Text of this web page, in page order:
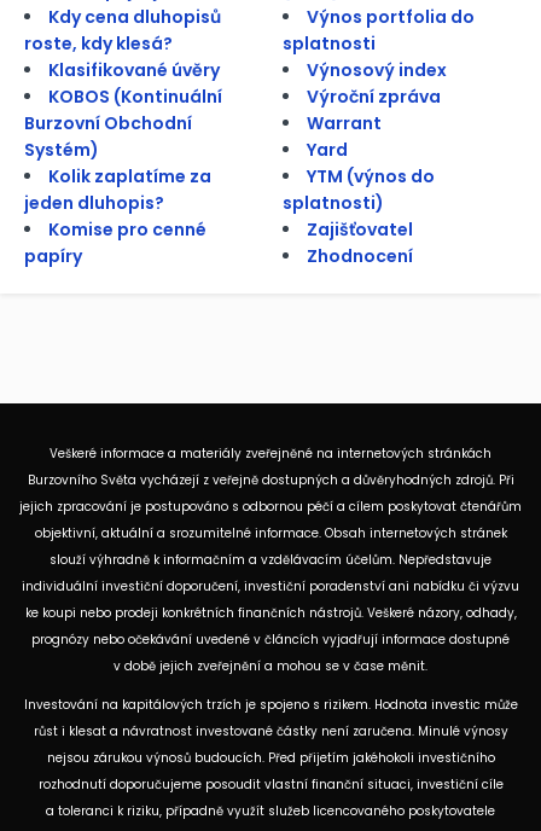
Kdy cena dluhopisů
roste, kdy klesá?
Klasifikované úvěry
KOBOS (Kontinuální
Burzovní Obchodní
Systém)
Kolik zaplatíme za
jeden dluhopis?
Komise pro cenné
papíry
Výnos portfolia do
splatnosti
Výnosový index
Výroční zpráva
Warrant
Yard
YTM (výnos do
splatnosti)
Zajišťovatel
Zhodnocení
Veškeré informace a materiály zveřejněné na internetových stránkách
Burzovního Světa vycházejí z veřejně dostupných a důvěryhodných zdrojů. Při
jejich zpracování je postupováno s odbornou péčí a cílem poskytovat čtenářům
objektivní, aktuální a srozumitelné informace. Obsah internetových stránek
slouží výhradně k informačním a vzdělávacím účelům. Nepředstavuje
individuální investiční doporučení, investiční poradenství ani nabídku či výzvu
ke koupi nebo prodeji konkrétních finančních nástrojů. Veškeré názory, odhady,
prognózy nebo očekávání uvedené v článcích vyjadřují informace dostupné
v době jejich zveřejnění a mohou se v čase měnit.
Investování na kapitálových trzích je spojeno s rizikem. Hodnota investic může
růst i klesat a návratnost investované částky není zaručena. Minulé výnosy
nejsou zárukou výnosů budoucích. Před přijetím jakéhokoli investičního
rozhodnutí doporučujeme posoudit vlastní finanční situaci, investiční cíle
a toleranci k riziku, případně využít služeb licencovaného poskytovatele